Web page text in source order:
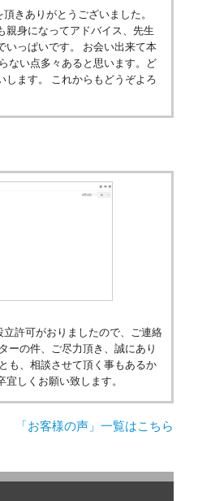
きありがとうございました。
親身になってアドバイス、先生
いっぱいです。 お会い出来て本
ない点多々あると思います。ど
します。 これからもどうぞよろ
許可がおりましたので、ご連絡
ーの件、ご尽力頂き、誠にあり
も、相談させて頂く事もあるか
しくお願い致します。
「お客様の声」一覧はこちら